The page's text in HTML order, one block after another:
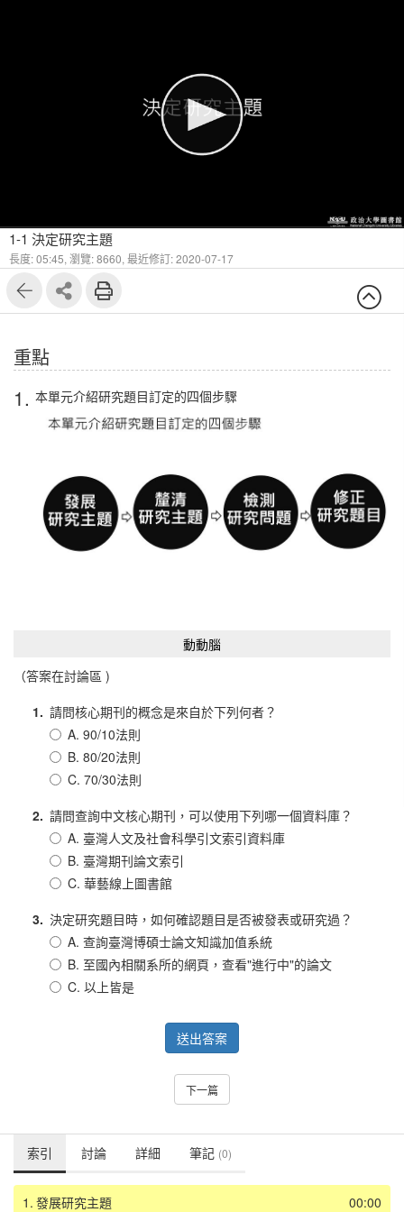
1-1 決定研究主題
長度: 05:45, 瀏覽: 8660, 最近修訂: 2020-07-17
重點
1. 本單元介紹研究題目訂定的四個步驟
動動腦
（答案在討論區 )
1. 請問核心期刊的概念是來自於下列何者？
A. 90/10法則
B. 80/20法則
C. 70/30法則
2. 請問查詢中文核心期刊，可以使用下列哪一個資料庫？
A. 臺灣人文及社會科學引文索引資料庫
B. 臺灣期刊論文索引
C. 華藝線上圖書館
3. 決定研究題目時，如何確認題目是否被發表或研究過？
A. 查詢臺灣博碩士論文知識加值系統
B. 至國內相關系所的網頁，查看"進行中"的論文
C. 以上皆是
送出答案
下一篇
索引 討論 詳細 筆記 (0)
00:00
1. 發展研究主題